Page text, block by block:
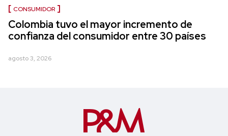
CONSUMIDOR
Colombia tuvo el mayor incremento de
confianza del consumidor entre 30 países
agosto 3, 2026